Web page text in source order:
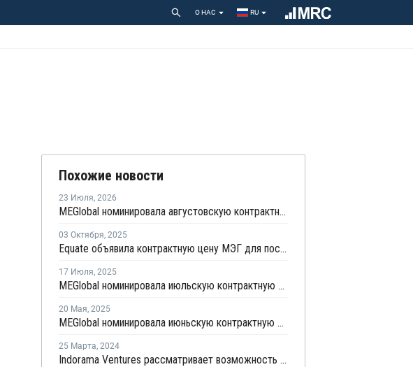
О НАС RU
Похожие новости
23 Июля, 2026
MEGlobal номинировала августовскую контрактную цену МЭГ для Азии
03 Октября, 2025
Equate объявила контрактную цену МЭГ для поставок в октябре
17 Июля, 2025
MEGlobal номинировала июльскую контрактную цену МЭГ для Азии
20 Мая, 2025
MEGlobal номинировала июньскую контрактную цену МЭГ для Азии
25 Марта, 2024
Indorama Ventures рассматривает возможность импорта сырья из Азии